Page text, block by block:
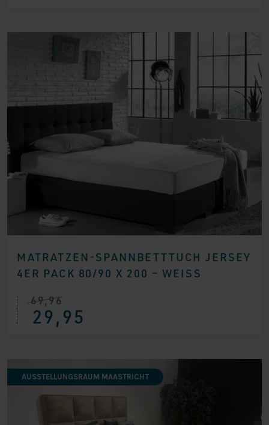
MATRATZEN-SPANNBETTTUCH JERSEY
4ER PACK 80/90 X 200 – WEISS
69,96
Ursprünglicher
Preis
war:
29,95
Aktueller
Preis
ist:
AUSSTELLUNGSRAUM MAASTRICHT